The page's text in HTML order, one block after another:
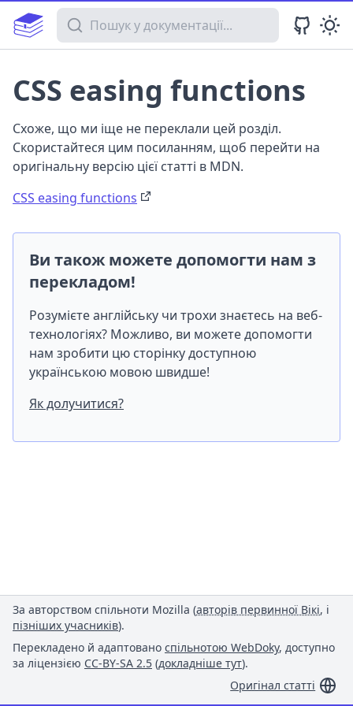
Пошук у документації
CSS easing functions
Схоже, що ми іще не переклали цей розділ.
Скористайтеся цим посиланням, щоб перейти на
оригінальну версію цієї статті в MDN.
CSS easing functions
Ви також можете допомогти нам з
перекладом!
Розумієте англійську чи трохи знаєтесь на веб-
технологіях? Можливо, ви можете допомогти
нам зробити цю сторінку доступною
українською мовою швидше!
Як долучитися?
За авторством спільноти Mozilla (авторів первинної Вікі, і
пізніших учасників).
Перекладено й адаптовано спільнотою WebDoky, доступно
за ліцензією CC-BY-SA 2.5 (докладніше тут).
Оригінал статті